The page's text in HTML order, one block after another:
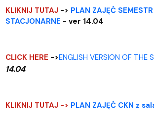
KLIKNIJ TUTAJ -> PLAN ZAJĘĆ
STACJONARNE - ver 14.04
CLICK HERE ->ENGLISH VERSION OF THE
14.04
KLIKNIJ TUTAJ -> PLAN ZAJĘĆ CKN z